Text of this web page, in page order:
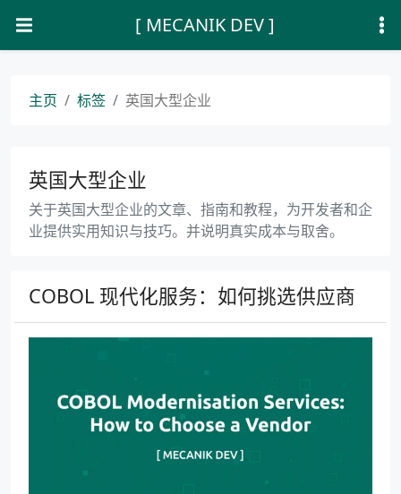
[ MECANIK DEV ]
主页 标签 英国大型企业
英国大型企业
关于英国大型企业的文章、指南和教程，为开发者和企
业提供实用知识与技巧。并说明真实成本与取舍。
COBOL 现代化服务：如何挑选供应商